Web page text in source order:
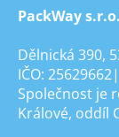
PackWay s.r.o.
Dělnická 390,
IČO:
Společnost je
Králové, oddíl